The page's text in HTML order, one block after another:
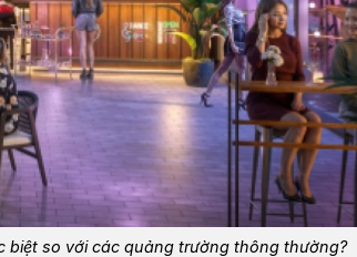
biệt so với các quảng trường thông thường?